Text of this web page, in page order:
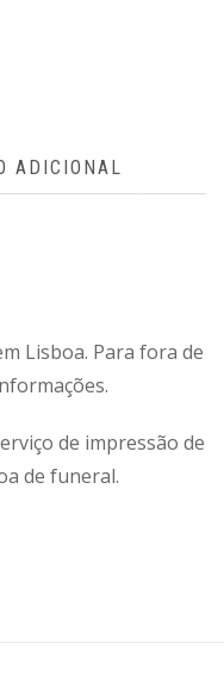
ADICIONAL
Lisboa. Para fora de
de impressão de
de funeral.